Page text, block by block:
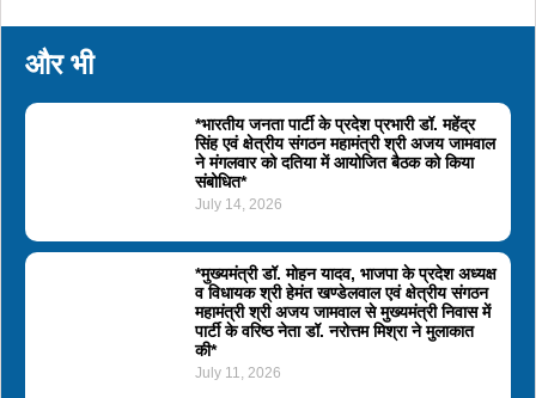
और भी
*भारतीय जनता पार्टी के प्रदेश प्रभारी डॉ. महेंद्र
सिंह एवं क्षेत्रीय संगठन महामंत्री श्री अजय जामवाल
ने मंगलवार को दतिया में आयोजित बैठक को किया
संबोधित*
July 14, 2026
*मुख्यमंत्री डॉ. मोहन यादव, भाजपा के प्रदेश अध्यक्ष
व विधायक श्री हेमंत खण्डेलवाल एवं क्षेत्रीय संगठन
महामंत्री श्री अजय जामवाल से मुख्यमंत्री निवास में
पार्टी के वरिष्ठ नेता डॉ. नरोत्तम मिश्रा ने मुलाकात
की*
July 11, 2026